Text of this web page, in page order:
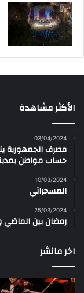
الأكثر مشاهدة
03/04/2024
مصرف الجمهورية
حساب مواطن
10/03/2024
المسحراتي
25/03/2024
رمضان بين الماضي
اخر مانشر